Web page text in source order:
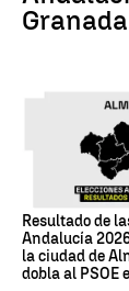
Granada
Resultado de
Andalucía
la ciudad de
dobla al PSOE